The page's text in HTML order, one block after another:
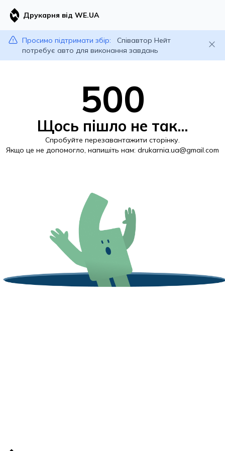
Друкарня від WE.UA
Просимо підтримати збір:
Співавтор Нейт
потребує авто для виконання завдань
500
Щось пішло не так...
Спробуйте перезавантажити сторінку.
Якщо це не допомогло, напишіть нам: drukarnia.ua@gmail.com